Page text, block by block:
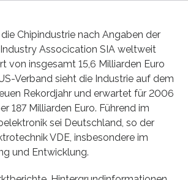
Chipindustrie nach Angaben der
Assocication SIA weltweit
von insgesamt 15,6 Milliarden Euro
Verband sieht die Industrie auf dem
Rekordjahr und erwartet für 2006
187 Milliarden Euro. Führend im
sei Deutschland, so der
VDE, insbesondere im
und Entwicklung.